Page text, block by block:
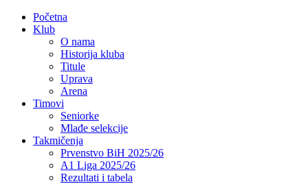
Početna
Klub
O nama
Historija kluba
Titule
Uprava
Arena
Timovi
Seniorke
Mlađe selekcije
Takmičenja
Prvenstvo BiH 2025/26
A1 Liga 2025/26
Rezultati i tabela